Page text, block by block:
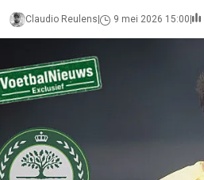
Claudio Reulens 9 mei 2026 15:00